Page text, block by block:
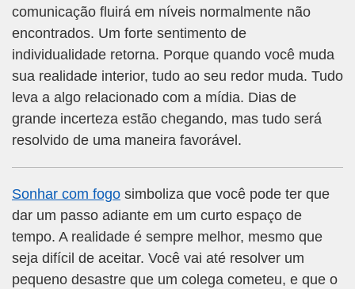
comunicação fluirá em níveis normalmente não
encontrados. Um forte sentimento de
individualidade retorna. Porque quando você muda
sua realidade interior, tudo ao seu redor muda. Tudo
leva a algo relacionado com a mídia. Dias de
grande incerteza estão chegando, mas tudo será
resolvido de uma maneira favorável.
Sonhar com fogo simboliza que você pode ter que
dar um passo adiante em um curto espaço de
tempo. A realidade é sempre melhor, mesmo que
seja difícil de aceitar. Você vai até resolver um
pequeno desastre que um colega cometeu, e que o